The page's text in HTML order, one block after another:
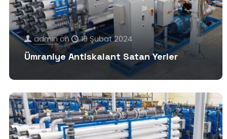
adminon 16 Şubat 2024
Ümraniye Antiskalant Satan Yerler